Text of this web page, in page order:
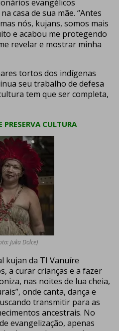
evangélicos
casa de sua mãe. “Antes
nós, kujans, somos mais
e acabou me protegendo
revelar e mostrar minha
tortos dos indígenas
seu trabalho de defesa
tem que ser completa,
CULTURA
Julia Dolce)
kujan da TI Vanuíre
a curar crianças e a fazer
nas noites de lua cheia,
onde canta, dança e
transmitir para as
ancestrais. No
evangelização, apenas